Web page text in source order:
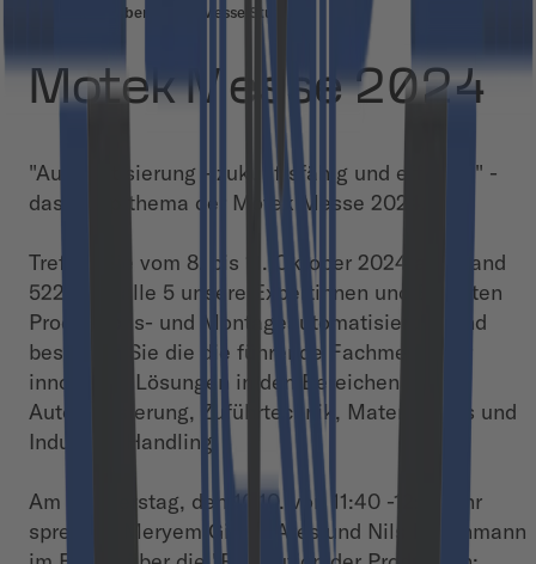
8. bis 11. Oktober 2024 - Messe Stuttgart
Motek Messe 2024
"Automatisierung - zukunftsfähig und effizient" -
das Hauptthema der Motek Messe 2024.
Treffen Sie vom 8. bis 11. Oktober 2024 am Stand
5227 in Halle 5 unsere Expertinnen und Experten
Produktions- und Montageautomatisierung und
besuchen Sie die die führende Fachmesse für
innovative Lösungen in den Bereichen
Automatisierung, Zuführtechnik, Materialfluss und
Industrial Handling.
Am Donnerstag, den 10.10. von 11:40 -12:10 Uhr
sprechen Meryem Gizem Ates und Nils Pietchmann